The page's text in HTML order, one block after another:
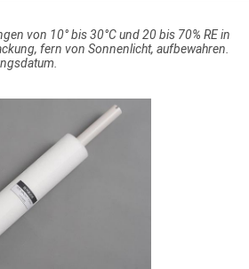
von 10° bis 30°C und 20 bis 70% RE in
fern von Sonnenlicht, aufbewahren.